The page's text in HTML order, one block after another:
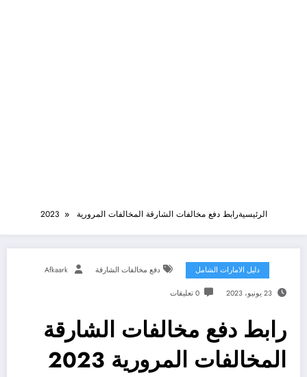
الرئيسيةرابط دفع مخالفات الشارقة المخالفات المرورية 2023
دليل الامارات الشامل دفع مخالفات الشارقة Afkaark
23 يونيو، 2023 0 تعليقات
رابط دفع مخالفات الشارقة
المخالفات المرورية 2023